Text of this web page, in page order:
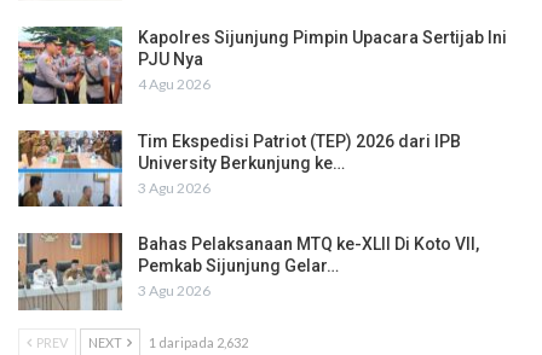
Kapolres Sijunjung Pimpin Upacara Sertijab Ini
PJU Nya
4 Agu 2026
Tim Ekspedisi Patriot (TEP) 2026 dari IPB
University Berkunjung ke…
3 Agu 2026
Bahas Pelaksanaan MTQ ke-XLII Di Koto VII,
Pemkab Sijunjung Gelar…
3 Agu 2026
PREV NEXT 1 daripada 2,632